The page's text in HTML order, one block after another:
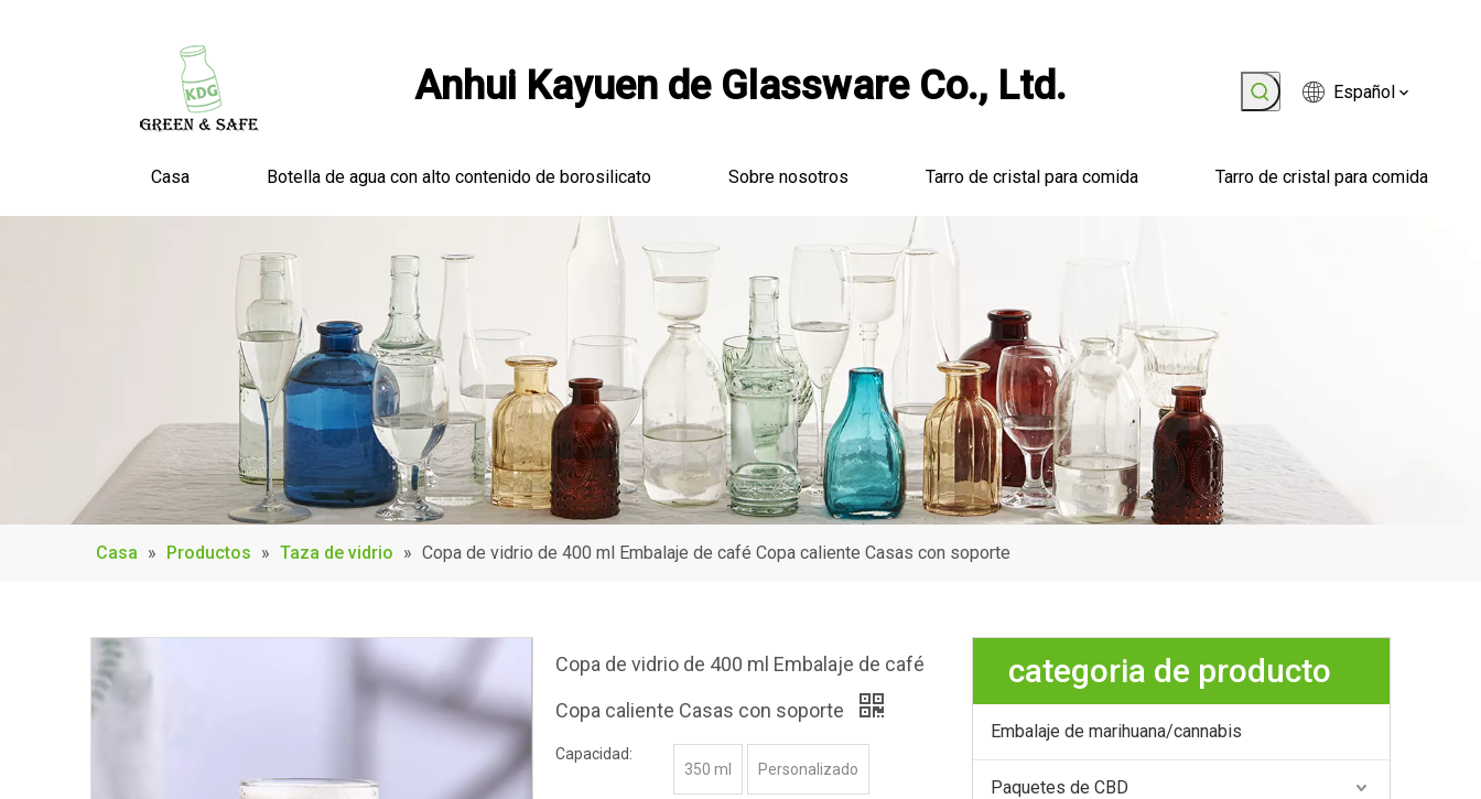
Anhui Kayuen de Glassware Co., Ltd. Español
Casa Botella de agua con alto contenido de borosilicato Sobre nosotros Tarro de cristal para comida Tarro de cristal para comida
Casa » Productos » Taza de vidrio » Copa de vidrio de 400 ml Embalaje de café Copa caliente Casas con soporte
Copa de vidrio de 400 ml Embalaje de café
Copa caliente Casas con soporte
Capacidad:
350 ml
Personalizado
categoria de producto
Embalaje de marihuana/cannabis
Paquetes de CBD